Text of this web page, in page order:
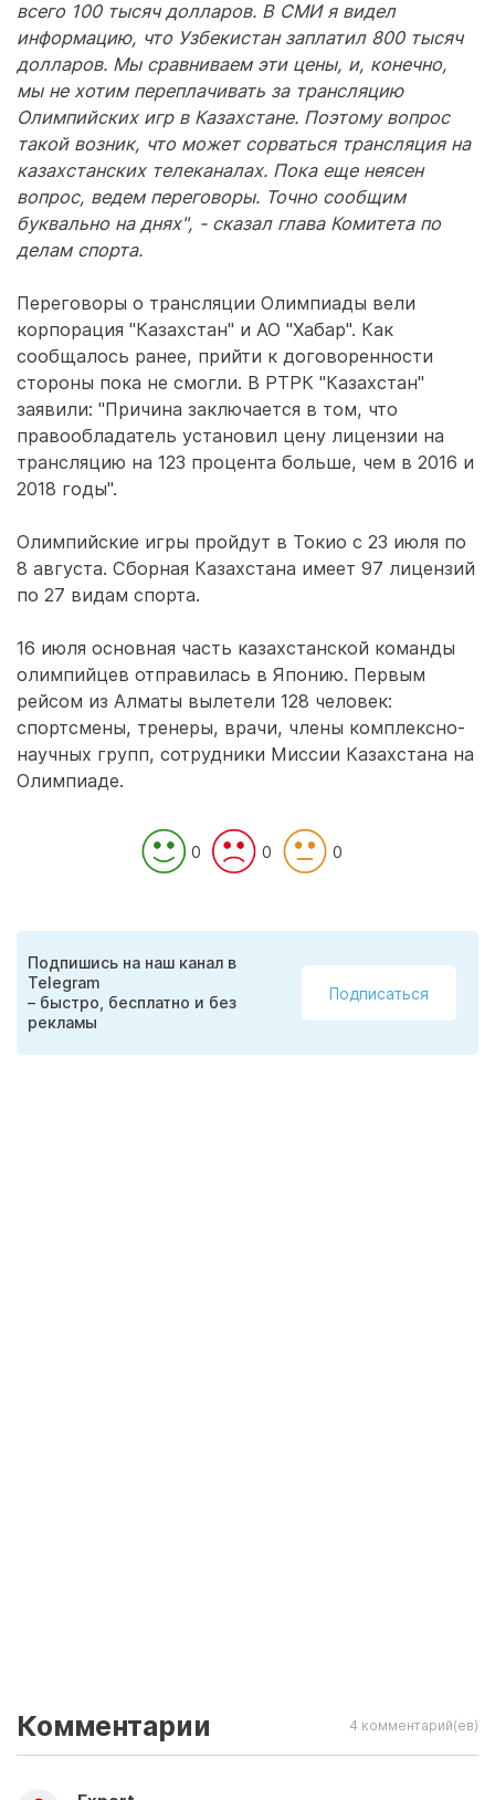
всего 100 тысяч долларов. В СМИ я видел
информацию, что Узбекистан заплатил 800 тысяч
долларов. Мы сравниваем эти цены, и, конечно,
мы не хотим переплачивать за трансляцию
Олимпийских игр в Казахстане. Поэтому вопрос
такой возник, что может сорваться трансляция на
казахстанских телеканалах. Пока еще неясен
вопрос, ведем переговоры. Точно сообщим
буквально на днях", - сказал глава Комитета по
делам спорта.
Переговоры о трансляции Олимпиады вели
корпорация "Казахстан" и АО "Хабар". Как
сообщалось ранее, прийти к договоренности
стороны пока не смогли. В РТРК "Казахстан"
заявили: "Причина заключается в том, что
правообладатель установил цену лицензии на
трансляцию на 123 процента больше, чем в 2016 и
2018 годы".
Олимпийские игры пройдут в Токио с 23 июля по
8 августа. Сборная Казахстана имеет 97 лицензий
по 27 видам спорта.
16 июля основная часть казахстанской команды
олимпийцев отправилась в Японию. Первым
рейсом из Алматы вылетели 128 человек:
спортсмены, тренеры, врачи, члены комплексно-
научных групп, сотрудники Миссии Казахстана на
Олимпиаде.
0 0 0
Подпишись на наш канал в
Telegram
– быстро, бесплатно и без
рекламы
Подписаться
Комментарии 4 комментарий(ев)